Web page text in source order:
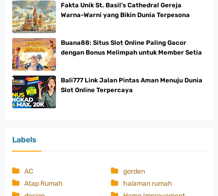
Fakta Unik St. Basil’s Cathedral Gereja
Warna-Warni yang Bikin Dunia Terpesona
Buana88: Situs Slot Online Paling Gacor
dengan Bonus Melimpah untuk Member Setia
Bali777 Link Jalan Pintas Aman Menuju Dunia
Slot Online Terpercaya
Labels
AC
Atap Rumah
gorden
halaman rumah